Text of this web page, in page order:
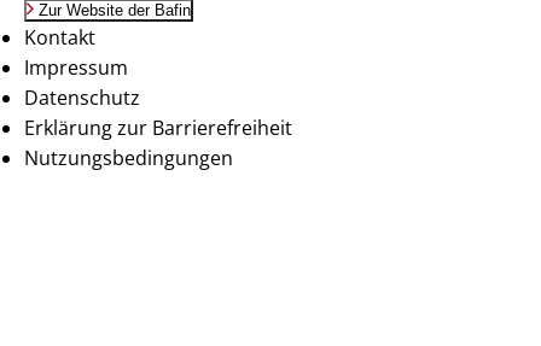
Zur Website der Bafin
Kontakt
Impressum
Datenschutz
Erklärung zur Barrierefreiheit
Nutzungsbedingungen